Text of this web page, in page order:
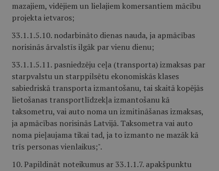
mazajiem, vidējiem un lielajiem komersantiem mācību
projekta ietvaros;
33.1.1.5.10. nodarbināto dienas nauda, ja apmācības
norisinās ārvalstīs ilgāk par vienu dienu;
33.1.1.5.11. pasniedzēju ceļa (transporta) izmaksas par
starpvalstu un starppilsētu ekonomiskās klases
sabiedriskā transporta izmantošanu, tai skaitā kopējās
lietošanas transportlīdzekļa izmantošanu kā
taksometru, vai auto noma un izmitināšanas izmaksas,
ja apmācības norisinās Latvijā. Taksometra vai auto
noma pieļaujama tikai tad, ja to izmanto ne mazāk kā
trīs personas vienlaikus;".
10. Papildināt noteikumus ar 33.1.1.7. apakšpunktu